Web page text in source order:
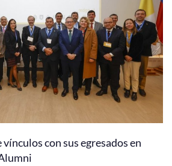
con sus egresados en